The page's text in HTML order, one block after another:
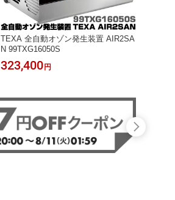
TEXA 全自動オゾン発生装置 AIR2SA
N 99TXG16050S
323,400 円